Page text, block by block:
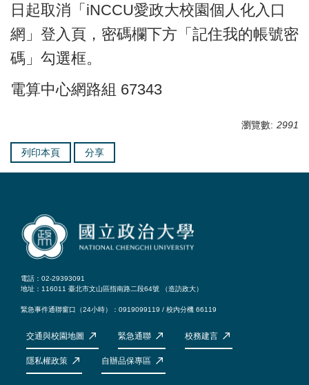
日起取消「iNCCU愛政大校園個人化入口
網」登入頁，密碼欄下方「記住我的帳號密
碼」勾選框。
電算中心網路組 67343
瀏覽數: 2991
列印本頁 分享
電話：02-29393091
地址：116011 臺北市文山區指南路二段64號 （造訪政大）
緊急事件通聯窗口（24小時）：0919099119 / 校內分機 66119
交通與校園地圖 緊急通聯 校務建言
隱私權政策 自辦品保專區